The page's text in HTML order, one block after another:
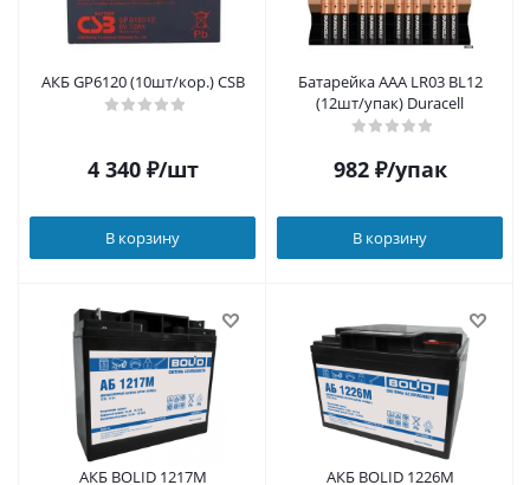
АКБ GP6120 (10шт/кор.) CSB
4 340₽/шт
В корзину
Батарейка AAA LR03 BL12
(12шт/упак) Duracell
982₽/упак
В корзину
АКБ BOLID 1217М АКБ BOLID 1226М